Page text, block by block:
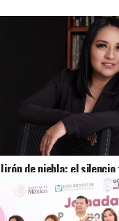
Jirón de niebla: el
cuenta historias